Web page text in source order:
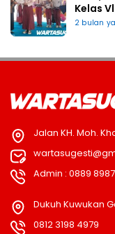
Kelas
2 bulan
Jalan KH. Moh.
Admin : 0889
Dukuh Kuwukan
0812 3198 4979